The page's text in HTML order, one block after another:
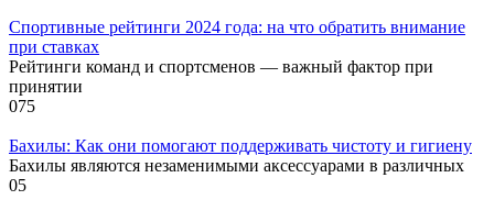
Спортивные рейтинги 2024 года: на что обратить внимание
при ставках
Рейтинги команд и спортсменов — важный фактор при
принятии
075
Бахилы: Как они помогают поддерживать чистоту и гигиену
Бахилы являются незаменимыми аксессуарами в различных
05